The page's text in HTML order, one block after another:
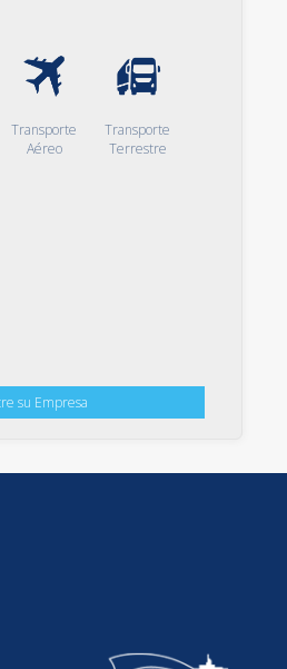
Transporte
Aéreo
Transporte
Terrestre
su Empresa